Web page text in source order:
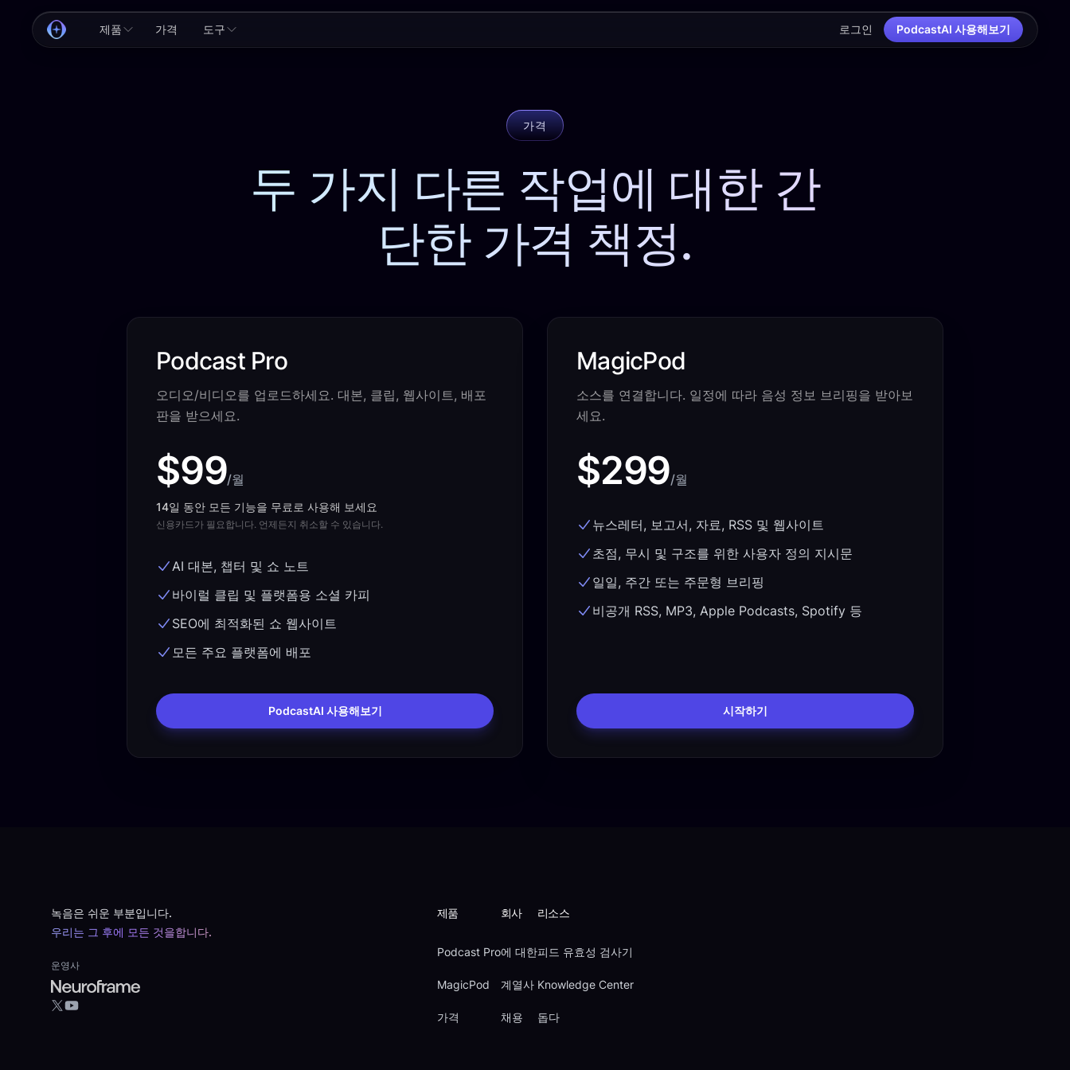
제품 가격 도구 로그인 PodcastAI 사용해보기
가격
두 가지 다른 작업에 대한 간
단한 가격 책정.
Podcast Pro
오디오/비디오를 업로드하세요. 대본, 클립, 웹사이트, 배포
판을 받으세요.
$99/월
14일 동안 모든 기능을 무료로 사용해 보세요
신용카드가 필요합니다. 언제든지 취소할 수 있습니다.
AI 대본, 챕터 및 쇼 노트
바이럴 클립 및 플랫폼용 소셜 카피
SEO에 최적화된 쇼 웹사이트
모든 주요 플랫폼에 배포
PodcastAI 사용해보기
MagicPod
소스를 연결합니다. 일정에 따라 음성 정보 브리핑을 받아보
세요.
$299/월
뉴스레터, 보고서, 자료, RSS 및 웹사이트
초점, 무시 및 구조를 위한 사용자 정의 지시문
일일, 주간 또는 주문형 브리핑
비공개 RSS, MP3, Apple Podcasts, Spotify 등
시작하기
녹음은 쉬운 부분입니다.
우리는 그 후에 모든 것을합니다.
운영사
X YouTube
제품
Podcast Pro
MagicPod
가격
회사
에 대한
계열사
채용
리소스
피드 유효성 검사기
Knowledge Center
돕다